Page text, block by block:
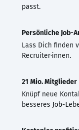
passt.
Persönliche Job-
Lass Dich finden
Recruiter·innen.
21 Mio. Mitglieder
Knüpf neue
besseres Job-